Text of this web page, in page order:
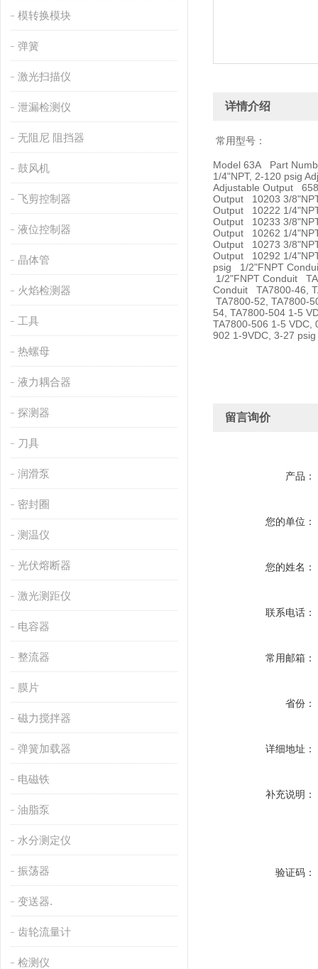
模转换模块
弹簧
激光扫描仪
泄漏检测仪
无阻尼 阻挡器
鼓风机
飞剪控制器
液位控制器
晶体管
火焰检测器
工具
热螺母
液力耦合器
探测器
刀具
润滑泵
密封圈
测温仪
光伏熔断器
激光测距仪
电容器
整流器
膜片
磁力搅拌器
弹簧加载器
电磁铁
油脂泵
水分测定仪
振荡器
变送器.
齿轮流量计
检测仪
详情介绍
常用型号：
Model 63A Part
1/4"NPT, 2-120 psig
Adjustable Output
Output 10203 3/
Output 10222 1/
Output 10233 3/
Output 10262 1/
Output 10273 3/
Output 10292 1/
psig 1/2"FNPT
1/2"FNPT Conduit
Conduit TA7800-46,
TA7800-52, TA7800-
54, TA7800-504 1-5
TA7800-506 1-5
902 1-9VDC, 3-27
留言询价
产品：
您的单位：
您的姓名：
联系电话：
常用邮箱：
省份：
详细地址：
补充说明：
验证码：